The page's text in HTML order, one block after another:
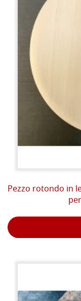
Pezzo rotondo in